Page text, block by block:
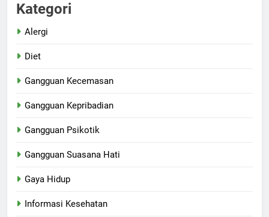
Kategori
Alergi
Diet
Gangguan Kecemasan
Gangguan Kepribadian
Gangguan Psikotik
Gangguan Suasana Hati
Gaya Hidup
Informasi Kesehatan